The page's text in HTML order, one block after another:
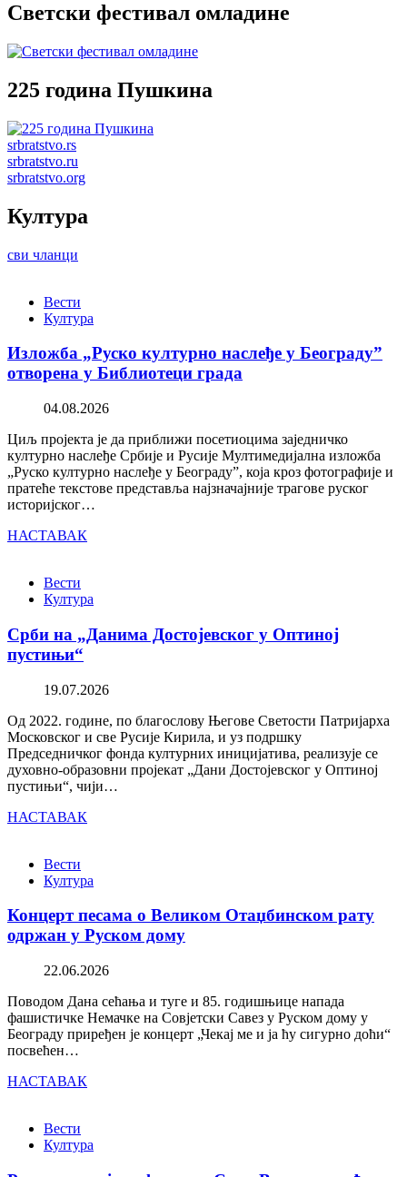
Светски фестивал омладине
225 година Пушкина
srbratstvo.rs
srbratstvo.ru
srbratstvo.org
Култура
сви чланци
Вести
Култура
Изложба „Руско културно наслеђе у Београду”
отворена у Библиотеци града
04.08.2026
Циљ пројекта је да приближи посетиоцима заједничко
културно наслеђе Србије и Русије Мултимедијална изложба
„Руско културно наслеђе у Београду”, која кроз фотографије и
пратеће текстове представља најзначајније трагове руског
историјског…
НАСТАВАК
Вести
Култура
Срби на „Данима Достојевског у Оптиној
пустињи“
19.07.2026
Од 2022. године, по благослову Његове Светости Патријарха
Московског и све Русије Кирила, и уз подршку
Председничког фонда културних иницијатива, реализује се
духовно-образовни пројекат „Дани Достојевског у Оптиној
пустињи“, чији…
НАСТАВАК
Вести
Култура
Концерт песама о Великом Отаџбинском рату
одржан у Руском дому
22.06.2026
Поводом Дана сећања и туге и 85. годишњице напада
фашистичке Немачке на Совјетски Савез у Руском дому у
Београду приређен је концерт „Чекај ме и ја ћу сигурно доћи“
посвећен…
НАСТАВАК
Вести
Култура